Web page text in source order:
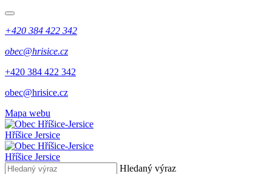
+420 384 422 342
obec@hrisice.cz
+420 384 422 342
obec@hrisice.cz
Mapa webu
Hříšice Jersice
Hříšice Jersice
Hledaný výraz